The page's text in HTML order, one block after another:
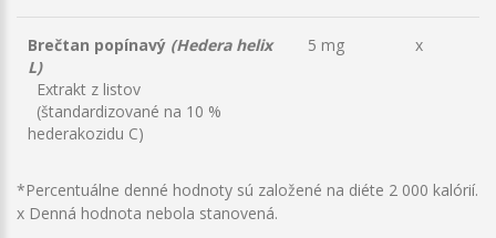
Brečtan popínavý (Hedera helix
L)
Extrakt z listov
(štandardizované na 10 %
hederakozidu C)
5 mg x
*Percentuálne denné hodnoty sú založené na diéte 2 000 kalórií.
x Denná hodnota nebola stanovená.